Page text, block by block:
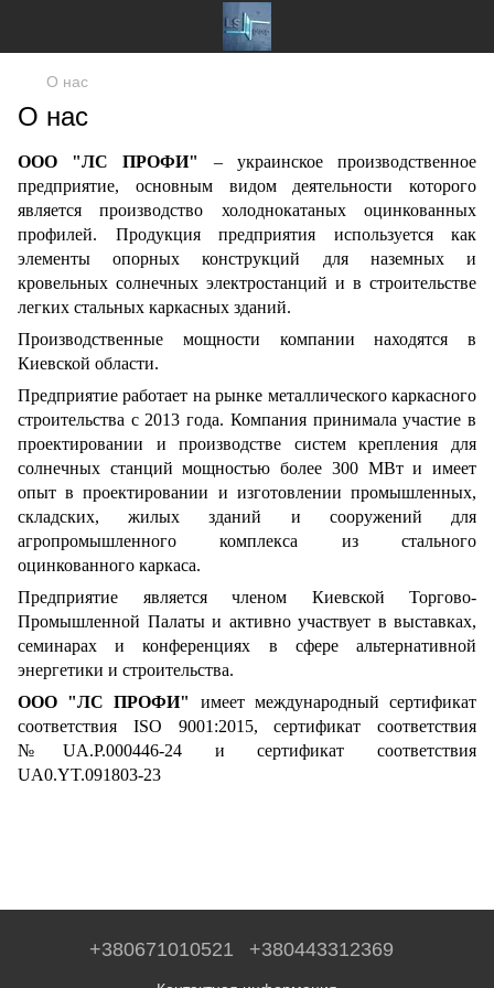
О нас
О нас
ООО "ЛС ПРОФИ"
– украинское производственное
предприятие, основным видом деятельности которого
является производство холоднокатаных оцинкованных
профилей. Продукция предприятия используется как
элементы опорных конструкций для наземных и
кровельных солнечных электростанций и в строительстве
легких стальных каркасных зданий.
Производственные мощности компании находятся в
Киевской области.
Предприятие работает на рынке металлического каркасного
строительства с 2013 года. Компания принимала участие в
проектировании и производстве систем крепления для
солнечных станций мощностью более 300 МВт и имеет
опыт в проектировании и изготовлении промышленных,
складских, жилых зданий и сооружений для
агропромышленного комплекса из стального
оцинкованного каркаса.
Предприятие является членом Киевской Торгово-
Промышленной Палаты и активно участвует в выставках,
семинарах и конференциях в сфере альтернативной
энергетики и строительства.
ООО "ЛС ПРОФИ"
имеет международный сертификат
соответствия ISO 9001:2015, сертификат соответствия
№ UA.P.000446-24 и сертификат соответствия
UA0.YT.091803-23
+380671010521 +380443312369